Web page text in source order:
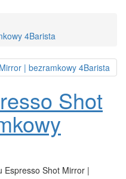
4Barista
Shot
Espresso Shot Mirror |